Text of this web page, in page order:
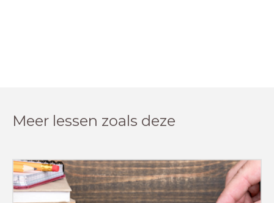
Meer lessen zoals deze